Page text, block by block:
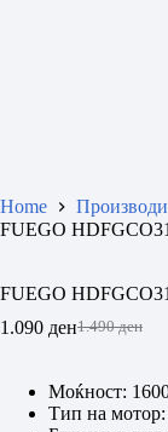
Home Производи
FUEGO
FUEGO
1.490ден
Original
was:
1.490 ден.
1.090 денCurrent
is:
1.090 ден.
Моќност:
Тип на